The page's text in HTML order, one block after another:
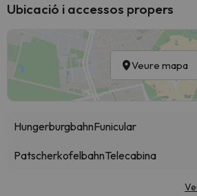
Ubicació i accessos propers
Veure mapa
HungerburgbahnFunicular
PatscherkofelbahnTelecabina